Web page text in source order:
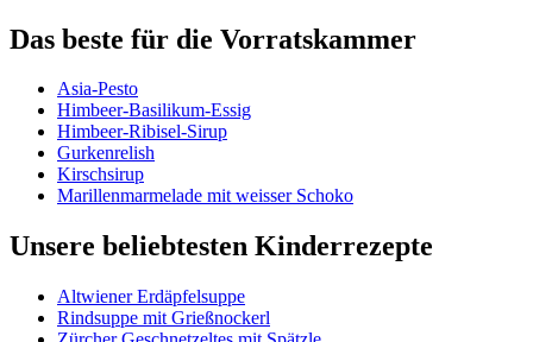
Das beste für die Vorratskammer
Asia-Pesto
Himbeer-Basilikum-Essig
Himbeer-Ribisel-Sirup
Gurkenrelish
Kirschsirup
Marillenmarmelade mit weisser Schoko
Unsere beliebtesten Kinderrezepte
Altwiener Erdäpfelsuppe
Rindsuppe mit Grießnockerl